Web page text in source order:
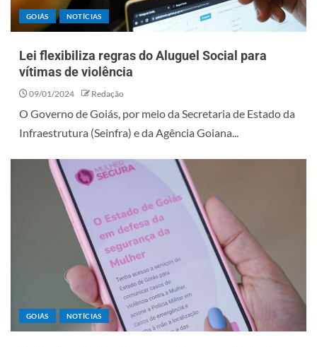
GOIÁS NOTÍCIAS
Lei flexibiliza regras do Aluguel Social para
vítimas de violência
09/01/2024 Redação
O Governo de Goiás, por meio da Secretaria de Estado da
Infraestrutura (Seinfra) e da Agência Goiana...
GOIÁS NOTÍCIAS